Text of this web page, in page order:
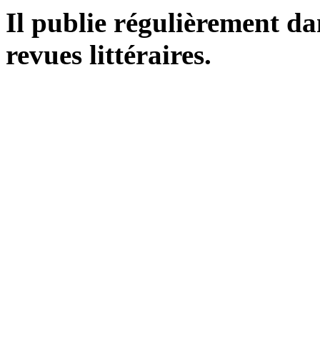
Il publie régulièrement
revues littéraires.